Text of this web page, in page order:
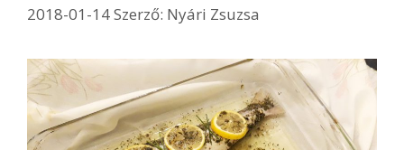
2018-01-14Szerző: Nyári Zsuzsa